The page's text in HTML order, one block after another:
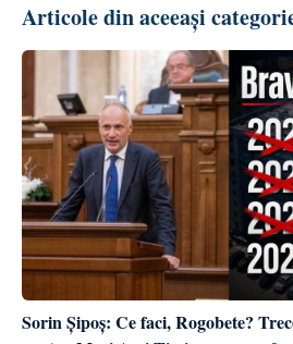
Articole din aceeași
Sorin Șipoș: Ce faci, Rogobete?